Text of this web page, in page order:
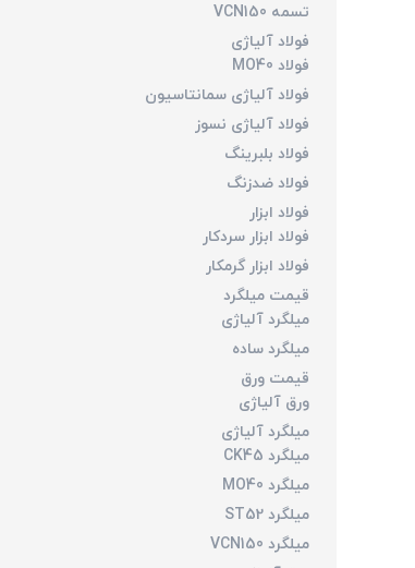
تسمه VCN150
فولاد آلیاژی
فولاد MO40
فولاد آلیاژی سمانتاسیون
فولاد آلیاژی نسوز
فولاد بلبرینگ
فولاد ضدزنگ
فولاد ابزار
فولاد ابزار سردکار
فولاد ابزار گرمکار
قیمت میلگرد
میلگرد آلیاژی
میلگرد ساده
قیمت ورق
ورق آلیاژی
میلگرد آلیاژی
میلگرد CK45
میلگرد MO40
میلگرد ST52
میلگرد VCN150